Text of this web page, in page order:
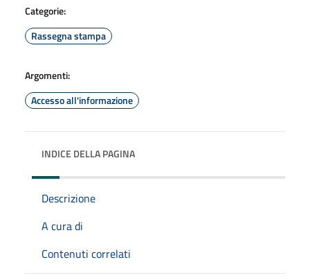
Categorie:
Rassegna stampa
Argomenti:
Accesso all'informazione
INDICE DELLA PAGINA
Descrizione
A cura di
Contenuti correlati